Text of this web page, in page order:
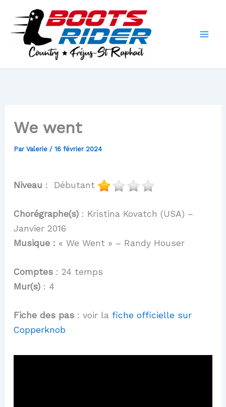
contenu
We went
ParValerie /16 février 2024
Niveau : Débutant
Chorégraphe(s) : Kristina Kovatch (USA) –
Janvier 2016
Musique : « We Went » – Randy Houser
Comptes : 24 temps
Mur(s) : 4
Fiche des pas : voir la fiche officielle sur
Copperknob